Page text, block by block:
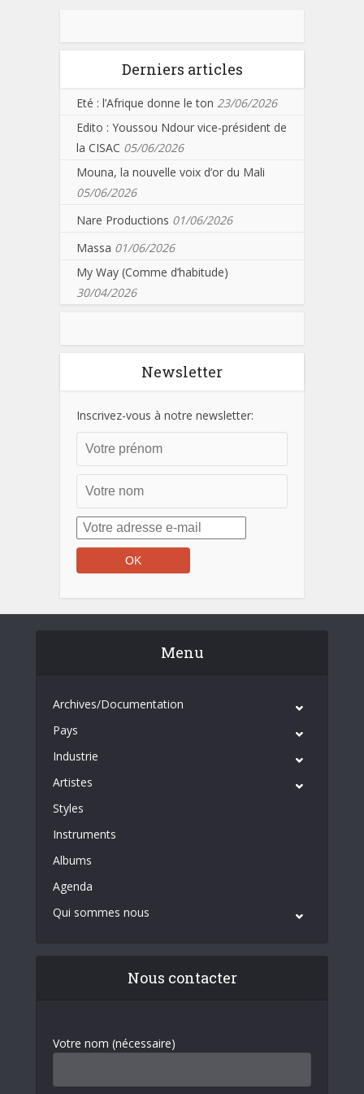
Derniers articles
Eté : l’Afrique donne le ton 23/06/2026
Edito : Youssou Ndour vice-président de
la CISAC 05/06/2026
Mouna, la nouvelle voix d’or du Mali
05/06/2026
Nare Productions 01/06/2026
Massa 01/06/2026
My Way (Comme d’habitude)
30/04/2026
Newsletter
Inscrivez-vous à notre newsletter:
Menu
Archives/Documentation
Pays
Industrie
Artistes
Styles
Instruments
Albums
Agenda
Qui sommes nous
Nous contacter
Votre nom (nécessaire)